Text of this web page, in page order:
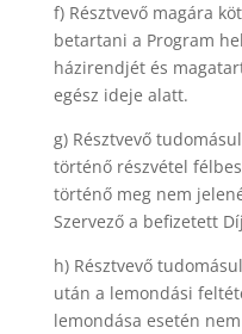
f) Résztvevő magára
betartani a Program
házirendjét és
egész ideje alatt.
g) Résztvevő
történő részvétel
történő meg nem
Szervező a befizetett
h) Résztvevő
után a lemondási
lemondása esetén